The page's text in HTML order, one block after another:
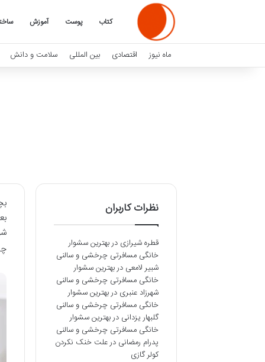
کتاب پوست آموزش
ماه نیوز اقتصادی بین المللی سلامت و دانش
نظرات کاربران
قطره شیرازی دربهترین سشوار
خانگی مسافرتی چرخشی و سالنی
شبیر لامعی دربهترین سشوار
خانگی مسافرتی چرخشی و سالنی
شهرزاد عنبری دربهترین سشوار
خانگی مسافرتی چرخشی و سالنی
گلبهار یزدانی دربهترین سشوار
خانگی مسافرتی چرخشی و سالنی
پدرام رمضانی درعلت خنک نکردن
کولر گازی